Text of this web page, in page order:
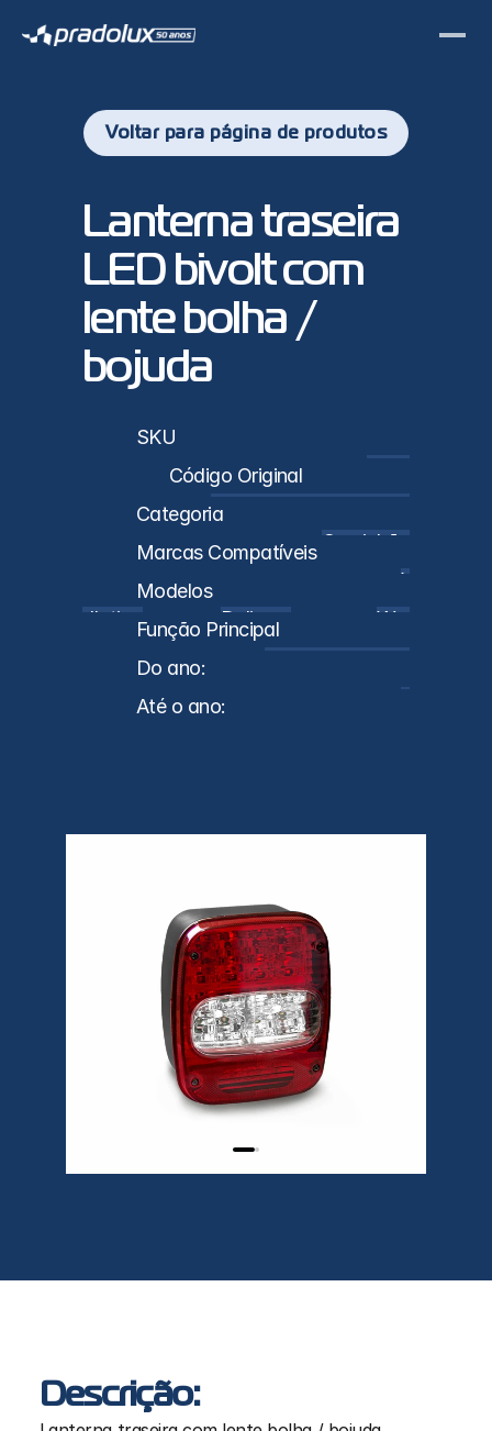
Voltar para página de produtos
PL0482 -
Lanterna traseira
LED bivolt com
lente bolha /
bojuda
SKU
Código Original
2S2945095 OU 2R0945095H
Categoria
Caminhões
Marcas Compatíveis
VW
Modelos
Constellation
Delivery Worker
Função Principal
Do ano:
Até o ano:
Descrição: